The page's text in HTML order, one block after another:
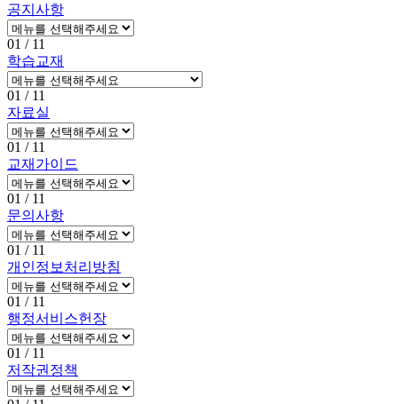
공지사항
01 / 11
학습교재
01 / 11
자료실
01 / 11
교재가이드
01 / 11
문의사항
01 / 11
개인정보처리방침
01 / 11
행정서비스헌장
01 / 11
저작권정책